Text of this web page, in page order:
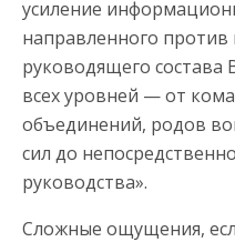
усиление
направленного против
руководящего состава
всех уровней — от
объединений, родов
сил до
руководства».
Сложные ощущения,